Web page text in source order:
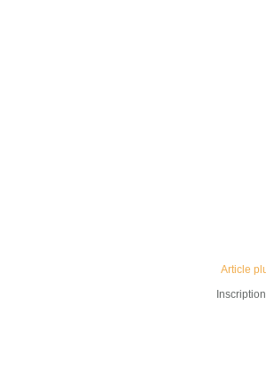
Article